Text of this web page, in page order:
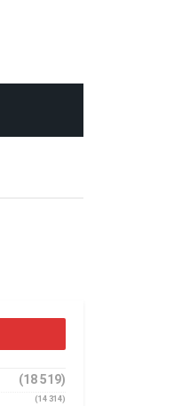
(18 519)
(14 314)